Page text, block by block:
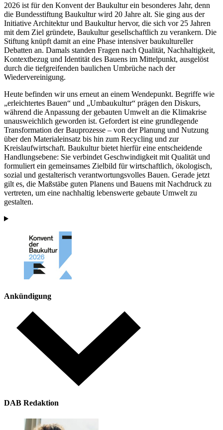
2026 ist für den Konvent der Baukultur ein besonderes Jahr, denn
die Bundesstiftung Baukultur wird 20 Jahre alt. Sie ging aus der
Initiative Architektur und Baukultur hervor, die sich vor 25 Jahren
mit dem Ziel gründete, Baukultur gesellschaftlich zu verankern. Die
Stiftung knüpft damit an eine Phase intensiver baukultureller
Debatten an. Damals standen Fragen nach Qualität, Nachhaltigkeit,
Kontextbezug und Identität des Bauens im Mittelpunkt, ausgelöst
durch die tiefgreifenden baulichen Umbrüche nach der
Wiedervereinigung.
Heute befinden wir uns erneut an einem Wendepunkt. Begriffe wie
„erleichtertes Bauen“ und „Umbaukultur“ prägen den Diskurs,
während die Anpassung der gebauten Umwelt an die Klimakrise
unausweichlich geworden ist. Gefordert ist eine grundlegende
Transformation der Bauprozesse – von der Planung und Nutzung
über den Materialeinsatz bis hin zum Recycling und zur
Kreislaufwirtschaft. Baukultur bietet hierfür eine entscheidende
Handlungsebene: Sie verbindet Geschwindigkeit mit Qualität und
formuliert ein gemeinsames Zielbild für wirtschaftlich, ökologisch,
sozial und gestalterisch verantwortungsvolles Bauen. Gerade jetzt
gilt es, die Maßstäbe guten Planens und Bauens mit Nachdruck zu
vertreten, um eine nachhaltig lebenswerte gebaute Umwelt zu
gestalten.
Ankündigung
DAB Redaktion